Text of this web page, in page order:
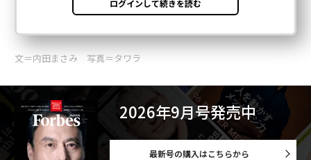
文＝内田まさみ 写真＝タワラ
2026年9月号発売中
最新号の購入はこちらから